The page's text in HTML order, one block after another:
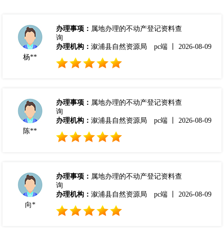
杨**
办理事项： 属地办理的不动产登记资料查
询
办理机构： 溆浦县自然资源局 pc端 丨 2026-08-09
陈**
办理事项： 属地办理的不动产登记资料查
询
办理机构： 溆浦县自然资源局 pc端 丨 2026-08-09
向*
办理事项： 属地办理的不动产登记资料查
询
办理机构： 溆浦县自然资源局 pc端 丨 2026-08-09